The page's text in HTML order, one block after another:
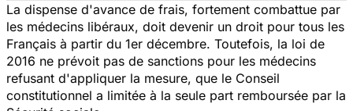
La dispense d'avance de frais, fortement combattue par
les médecins libéraux, doit devenir un droit pour tous les
Français à partir du 1er décembre. Toutefois, la loi de
2016 ne prévoit pas de sanctions pour les médecins
refusant d'appliquer la mesure, que le Conseil
constitutionnel a limitée à la seule part remboursée par la